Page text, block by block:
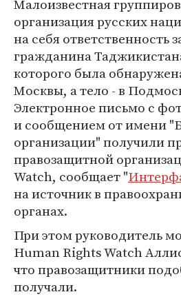
Малоизвестная
организация русских
на себя ответственность
гражданина
которого была
Москвы, а тело - в
Электронное письмо с
и сообщением от имени
организации" получили
правозащитной
Watch, сообщает "
на источник в
органах.
При этом руководитель
Human Rights Watch
что правозащитники
получали.